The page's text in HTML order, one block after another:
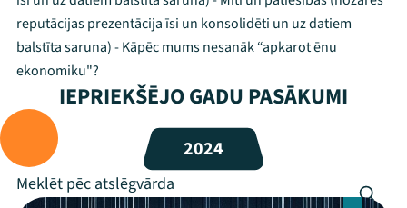
Mana programma
Programma
Arhīvs
reputācijas prezentācija īsi un konsolidēti un uz datiem
balstīta saruna) - Kāpēc mums nesanāk “apkarot ēnu
ekonomiku"?
IEPRIEKŠĒJO GADU PASĀKUMI
2024